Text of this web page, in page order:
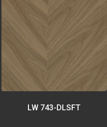
LW 743-DLSFT